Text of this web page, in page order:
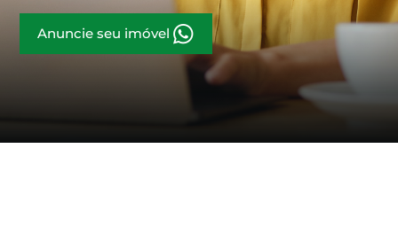
Anuncie seu imóvel